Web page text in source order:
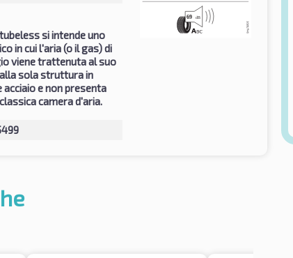
si intende uno
in cui l'aria (o il gas) di
viene trattenuta al suo
sola struttura in
acciaio e non presenta
camera d'aria.